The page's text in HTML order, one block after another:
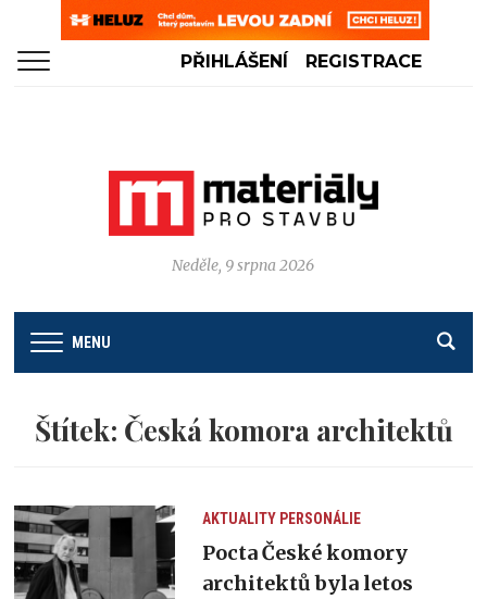
PŘIHLÁŠENÍ REGISTRACE
Neděle, 9 srpna 2026
MENU
Štítek: Česká komora architektů
AKTUALITY PERSONÁLIE
Pocta České komory
architektů byla letos